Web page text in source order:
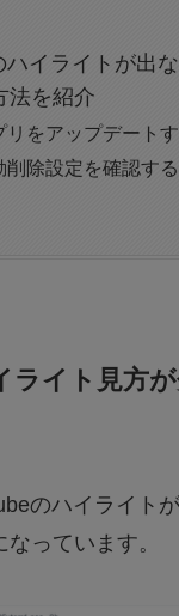
ハイライトが出
法を紹介
をアップデート
除設定を確認する
ライト見方
のハイライト
っています。